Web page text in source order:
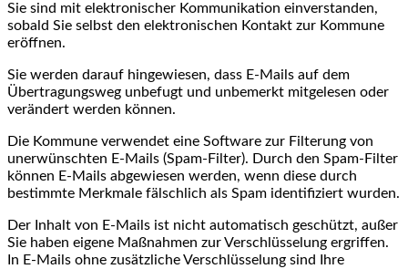
Sie sind mit elektronischer Kommunikation einverstanden,
sobald Sie selbst den elektronischen Kontakt zur Kommune
eröffnen.
Sie werden darauf hingewiesen, dass E-Mails auf dem
Übertragungsweg unbefugt und unbemerkt mitgelesen oder
verändert werden können.
Die Kommune verwendet eine Software zur Filterung von
unerwünschten E-Mails (Spam-Filter). Durch den Spam-Filter
können E-Mails abgewiesen werden, wenn diese durch
bestimmte Merkmale fälschlich als Spam identifiziert wurden.
Der Inhalt von E-Mails ist nicht automatisch geschützt, außer
Sie haben eigene Maßnahmen zur Verschlüsselung ergriffen.
In E-Mails ohne zusätzliche Verschlüsselung sind Ihre